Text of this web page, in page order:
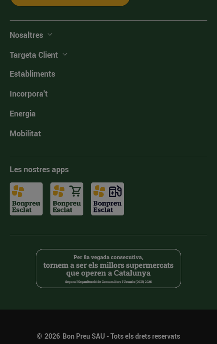
Nosaltres
Targeta Client
Establiments
Incorpora't
Energia
Mobilitat
Les nostres apps
© 2026 Bon Preu SAU - Tots els drets reservats